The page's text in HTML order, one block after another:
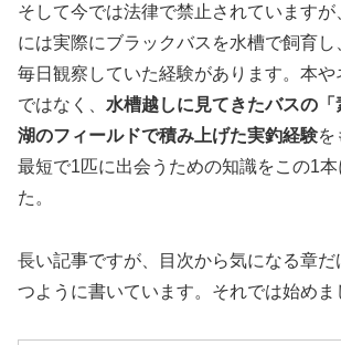
そして今では法律で禁止されています
には実際にブラックバスを水槽で飼育
毎日観察していた経験があります。本や
ではなく、 水槽越しに見てきたバスの
湖のフィールドで積み上げた実釣経験を
最短で1匹に出会うための知識をこの1
た。
長い記事ですが、目次から気になる章だ
つように書いています。それでは始めま